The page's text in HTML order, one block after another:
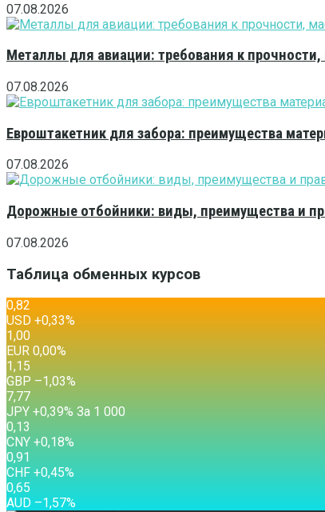
07.08.2026
Металлы для авиации: требования к прочности,
07.08.2026
Евроштакетник для забора: преимущества
07.08.2026
Дорожные отбойники: виды, преимущества и
07.08.2026
Таблица обменных курсов
0,82
USD +0,33%
1,00
EUR 0,00%
1,15
GBP –1,03%
7,77
JPY +0,39% За 1 000
0,13
CNY +0,18%
0,91
CHF +0,45%
0,65
AUD –1,57%